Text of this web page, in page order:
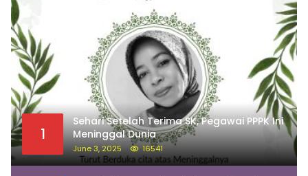
1
Sehari Setelah Terima SK, Pegawai PPPK Ini
Meninggal Dunia
June 3, 2025 16541